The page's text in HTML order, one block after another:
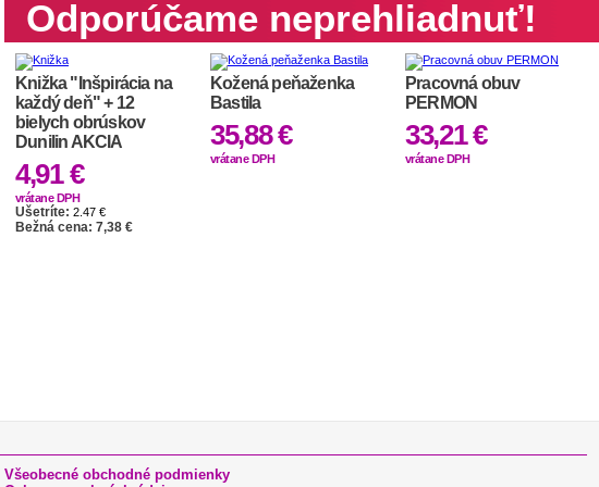
Odporúčame neprehliadnuť!
Knižka "Inšpirácia na
každý deň" + 12
bielych obrúskov
Dunilin AKCIA
4,91 €
vrátane DPH
Ušetríte: 2.47 €
Bežná cena: 7,38 €
Kožená peňaženka
Bastila
35,88 €
vrátane DPH
Pracovná obuv
PERMON
33,21 €
vrátane DPH
Všeobecné obchodné podmienky